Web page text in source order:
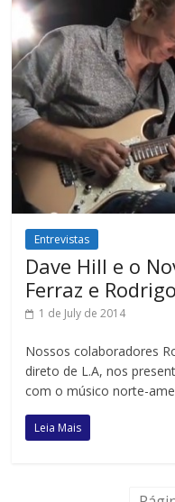
Entrevistas
Dave Hill e o
Ferraz e
1 de July de 2014
Nossos colaboradores
direto de L.A, nos
com o músico norte-
Leia Mais